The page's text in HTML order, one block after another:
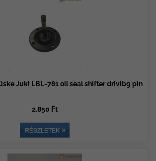
Juki LBL-781 oil seal shifter drivibg pin
2.850 Ft